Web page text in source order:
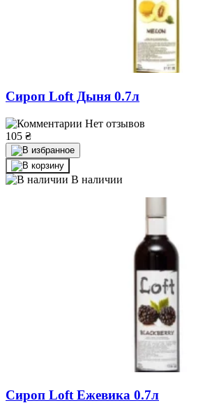
Сироп Loft Дыня 0.7л
Нет отзывов
105 ₴
В наличии
Сироп Loft Ежевика 0.7л